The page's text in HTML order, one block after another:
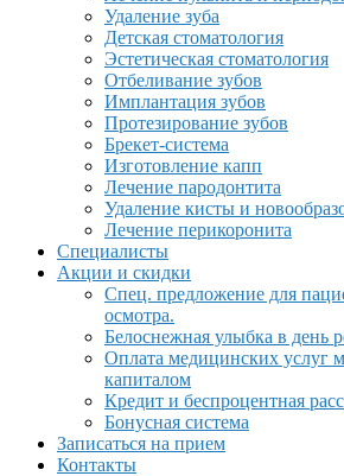
Удаление зуба
Детская стоматология
Эстетическая стоматология
Отбеливание зубов
Имплантация зубов
Протезирование зубов
Брекет-система
Изготовление капп
Лечение пародонтита
Удаление кисты и
Лечение перикоронита
Специалисты
Акции и скидки
Спец. предложение для
осмотра.
Белоснежная улыбка в день
Оплата медицинских услуг
капиталом
Кредит и беспроцентная
Бонусная система
Записаться на прием
Контакты